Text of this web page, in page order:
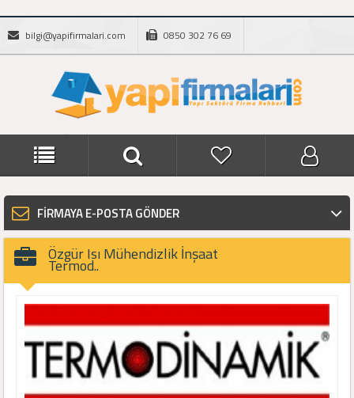
bilgi@yapifirmalari.com 0850 302 76 69
FİRMAYA E-POSTA GÖNDER
Özgür Isı Mühendizlik İnşaat
Termod..